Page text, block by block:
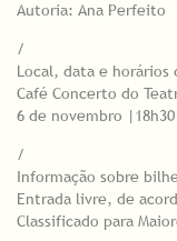
Autoria: Ana Perfeito
/
Local, data e horários
Café Concerto do
6 de novembro |18h30
/
Informação sobre
Entrada livre, de
Classificado para